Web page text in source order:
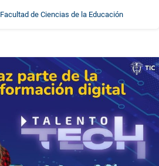
Facultad de Ciencias de la Educación